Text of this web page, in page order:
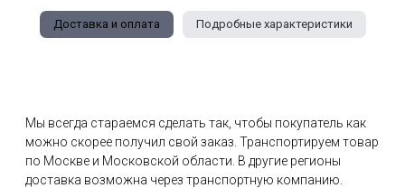
Доставка и оплата Подробные характеристики
Мы всегда стараемся сделать так, чтобы покупатель как
можно скорее получил свой заказ. Транспортируем товар
по Москве и Московской области. В другие регионы
доставка возможна через транспортную компанию.